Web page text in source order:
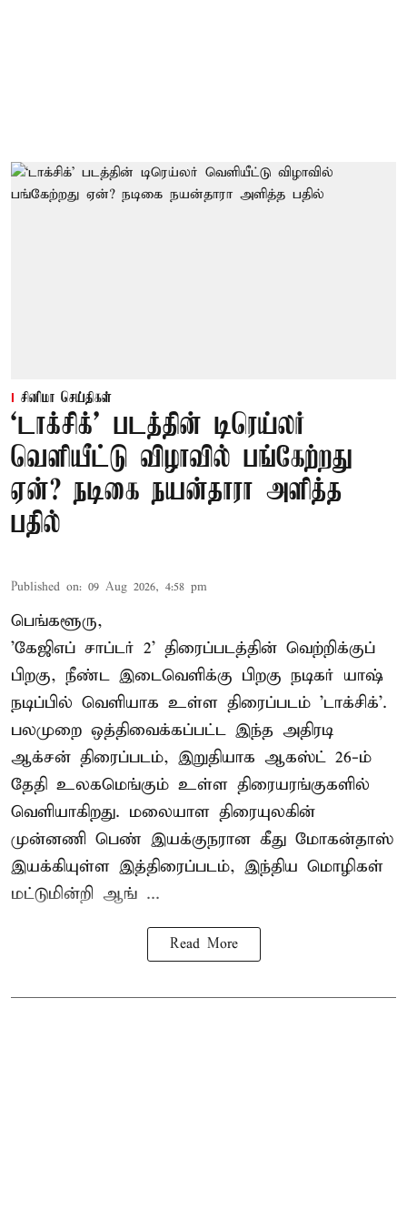
சினிமா செய்திகள்
‘டாக்சிக்’ படத்தின் டிரெய்லர்
வெளியீட்டு விழாவில் பங்கேற்றது
ஏன்? நடிகை நயன்தாரா அளித்த
பதில்
Published on: 09 Aug 2026, 4:58 pm
பெங்களூரு,
'கேஜிஎப் சாப்டர் 2' திரைப்படத்தின் வெற்றிக்குப்
பிறகு, நீண்ட இடைவெளிக்கு பிறகு நடிகர் யாஷ்
நடிப்பில் வெளியாக உள்ள திரைப்படம் 'டாக்சிக்'.
பலமுறை ஒத்திவைக்கப்பட்ட இந்த அதிரடி
ஆக்சன் திரைப்படம், இறுதியாக ஆகஸ்ட் 26-ம்
தேதி உலகமெங்கும் உள்ள திரையரங்குகளில்
வெளியாகிறது. மலையாள திரையுலகின்
முன்னணி பெண் இயக்குநரான கீது மோகன்தாஸ்
இயக்கியுள்ள இத்திரைப்படம், இந்திய மொழிகள்
மட்டுமின்றி ஆங் ...
Read More